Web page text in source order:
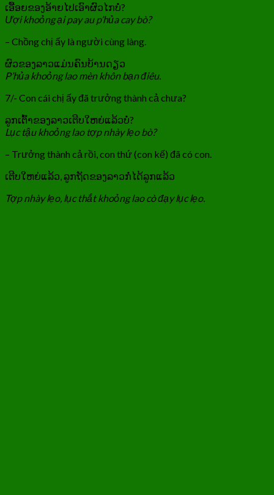
ເອື້ອຍຂອງອ້າຍໄປເອົາຜົວໄກບໍ່?
Ượi khoỏng ại pay au p’hủa cay bò?
– Chồng chị ấy là người cùng làng.
ຜົວຂອງລາວແມ່ນຄົນບ້ານດຽວ
P’hủa khoỏng lao mèn khôn bạn điêu.
7/- Con cái chị ấy đã trưởng thành cả chưa?
ລູກເຕົ້າຂອງລາວເຕີບໃຫຍ່ແລ້ວບໍ່?
Lục tậu khoỏng lao tợp nhày lẹo bò?
– Trưởng thành cả rồi, con thứ (con kế) đã có con.
ເຕີບໃຫຍ່ແລ້ວ, ລູກຖັດຂອງລາວກໍ່ໄດ້ລູກແລ້ວ
Tợp nhày lẹo, lục thắt khoỏng lao cò đạy lục lẹo.